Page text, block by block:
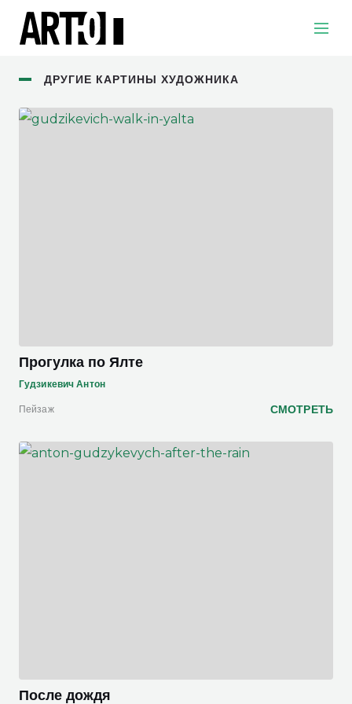
ДРУГИЕ КАРТИНЫ ХУДОЖНИКА
Прогулка по Ялте
Гудзикевич Антон
Пейзаж СМОТРЕТЬ
После дождя